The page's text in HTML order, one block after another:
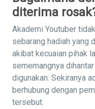
diterima
Akademi Youtuber
sebarang hadiah yang
akibat kecuaian pihak
sememangnya
digunakan. Sekiranya
berhubung dengan
tersebut.